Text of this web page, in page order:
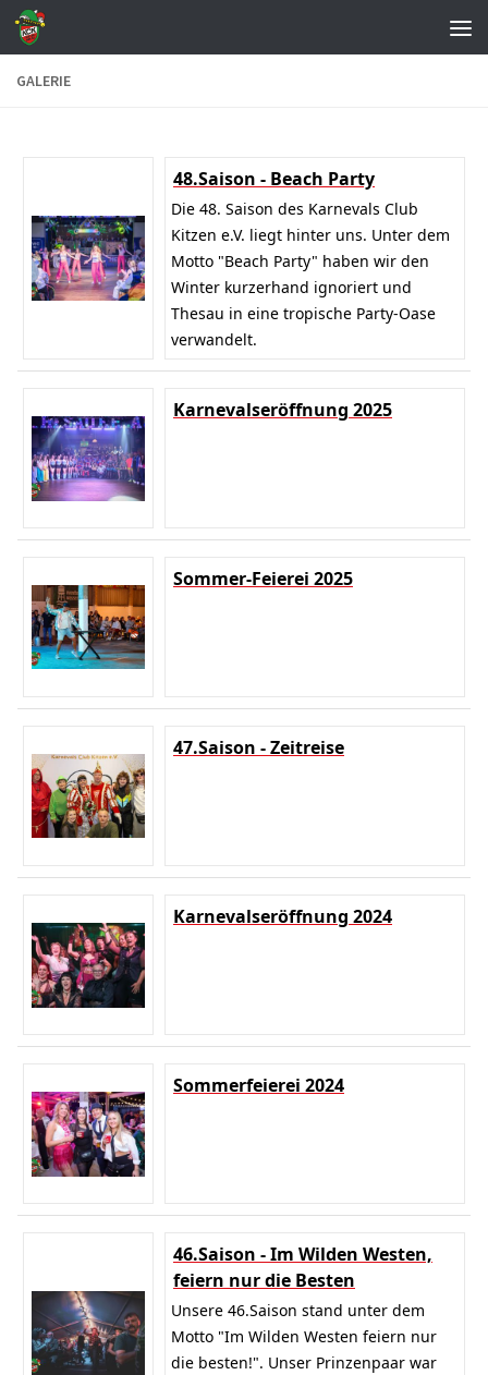
Zum Inhalt springen
GALERIE
48.Saison - Beach Party
Die 48. Saison des Karnevals Club
Kitzen e.V. liegt hinter uns. Unter dem
Motto "Beach Party" haben wir den
Winter kurzerhand ignoriert und
Thesau in eine tropische Party-Oase
verwandelt.
Karnevalseröffnung 2025
Sommer-Feierei 2025
47.Saison - Zeitreise
Karnevalseröffnung 2024
Sommerfeierei 2024
46.Saison - Im Wilden Westen,
feiern nur die Besten
Unsere 46.Saison stand unter dem
Motto "Im Wilden Westen feiern nur
die besten!". Unser Prinzenpaar war